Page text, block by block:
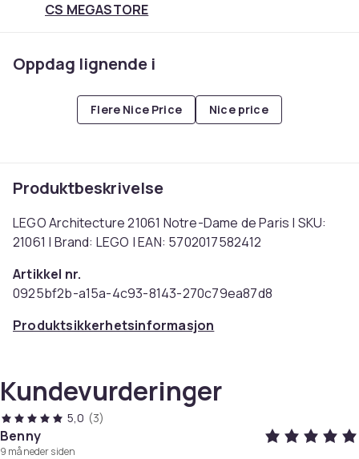
CS MEGASTORE
Oppdag lignende i
Flere Nice Price Nice price
Produktbeskrivelse
LEGO Architecture 21061 Notre-Dame de Paris | SKU:
21061 | Brand: LEGO | EAN: 5702017582412
Artikkel nr.
0925bf2b-a15a-4c93-8143-270c79ea87d8
Produktsikkerhetsinformasjon
Kundevurderinger
5,0 (3)
Benny
9 måneder siden